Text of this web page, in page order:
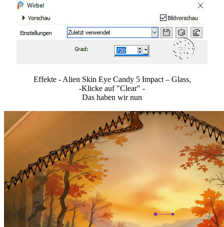
Effekte - Alien Skin Eye Candy 5 Impact – Glass,
-Klicke auf "Clear" -
Das haben wir nun